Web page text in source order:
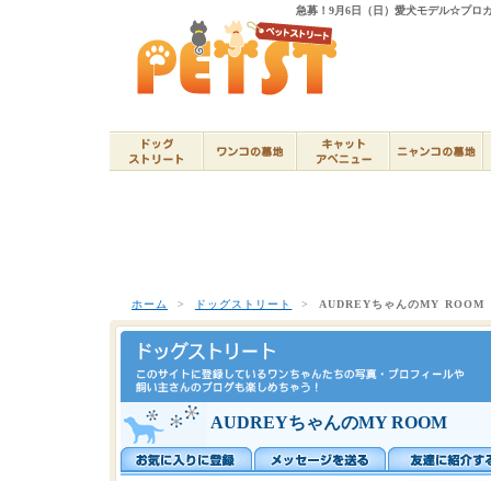
急募！9月6日（日）愛犬モデル☆プロ
ホーム > ドッグストリート > AUDREYちゃんのMY ROOM
AUDREYちゃんのMY ROOM